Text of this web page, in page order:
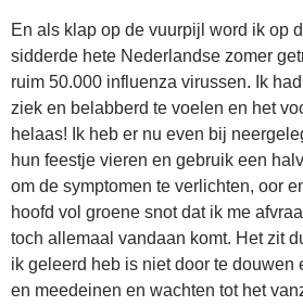
En als klap op de vuurpijl word ik op
sidderde hete Nederlandse zomer
ruim 50.000 influenza virussen. Ik
ziek en belabberd te voelen en het
helaas! Ik heb er nu even bij
hun feestje vieren en gebruik een
om de symptomen te verlichten, oor
hoofd vol groene snot dat ik me
toch allemaal vandaan komt. Het zit
ik geleerd heb is niet door te douwen
en meedeinen en wachten tot het